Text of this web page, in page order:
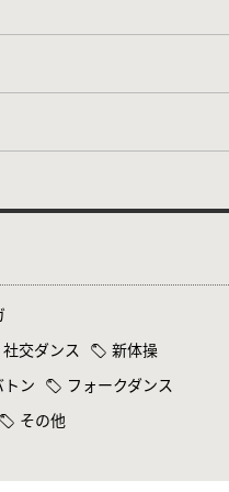
社交ダンス
新体操
ン
フォークダンス
その他